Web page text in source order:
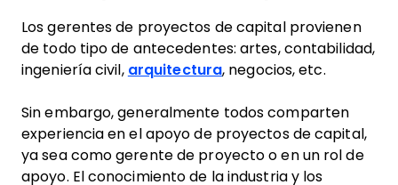
Los gerentes de proyectos de capital provienen
de todo tipo de antecedentes: artes, contabilidad,
ingeniería civil, arquitectura, negocios, etc.
Sin embargo, generalmente todos comparten
experiencia en el apoyo de proyectos de capital,
ya sea como gerente de proyecto o en un rol de
apoyo. El conocimiento de la industria y los